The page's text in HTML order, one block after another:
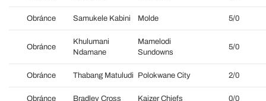
Obránce Samukele Kabini Molde 5/0
Obránce
Khulumani
Ndamane
Mamelodi
Sundowns
5/0
Obránce Thabang Matuludi Polokwane City 2/0
Obránce Bradley Cross Kaizer Chiefs 0/0